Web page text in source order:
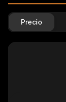
Precio